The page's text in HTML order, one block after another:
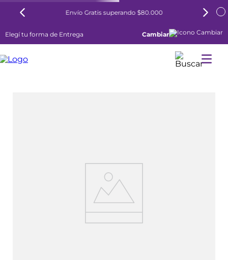
Envío Gratis superando $80.000
Elegí tu forma de Entrega Cambiar